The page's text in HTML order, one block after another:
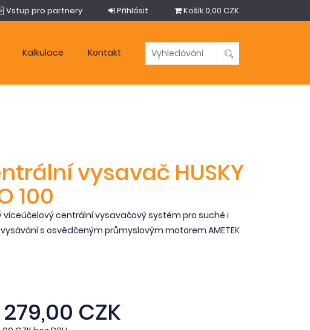
Vstup pro partnery Přihlásit Košík0,00 CZK
Kalkulace Kontakt
vysavač HUSKY
100
víceúčelový centrální vysavačový systém pro suché i
s osvědčeným průmyslovým motorem AMETEK
CZK